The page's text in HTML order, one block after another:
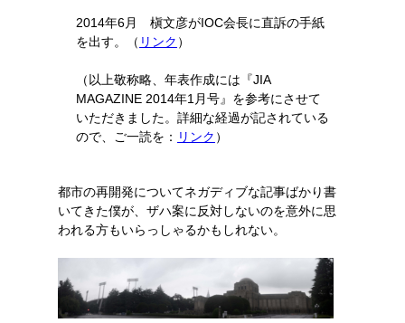
2014年6月 槇文彦がIOC会長に直訴の手紙
を出す。（ リンク ）
（以上敬称略、年表作成には『JIA
MAGAZINE 2014年1月号』を参考にさせて
いただきました。詳細な経過が記されている
ので、ご一読を： リンク ）
都市の再開発についてネガディブな記事ばかり書
いてきた僕が、ザハ案に反対しないのを意外に思
われる方もいらっしゃるかもしれない。